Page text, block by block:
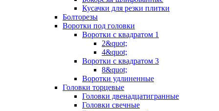
Кусачки для резки плитки
Болторезы
Воротки под головки
Воротки с квадратом 1
2&quot;
4&quot;
Воротки с квадратом 3
8&quot;
Воротки удлиненные
Головки торцевые
Головки двенадцатигранные
Головки свечные